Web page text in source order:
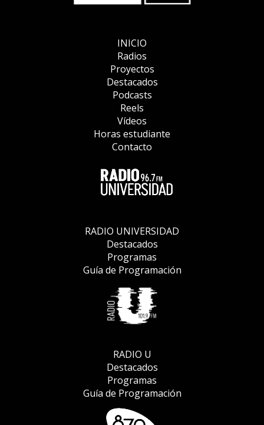
INICIO
Radios
Proyectos
Destacados
Podcasts
Reels
Vídeos
Horas estudiante
Contacto
RADIO UNIVERSIDAD
Destacados
Programas
Guía de Programación
RADIO U
Destacados
Programas
Guía de Programación